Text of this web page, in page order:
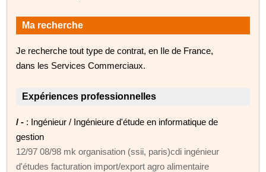
Ma recherche
Je recherche tout type de contrat, en Ile de France,
dans les Services Commerciaux.
Expériences professionnelles
/ - : Ingénieur / Ingénieure d'étude en informatique de
gestion
12/97 08/98 mk organisation (ssii, paris)cdi ingénieur
d'études facturation import/export agro alimentaire